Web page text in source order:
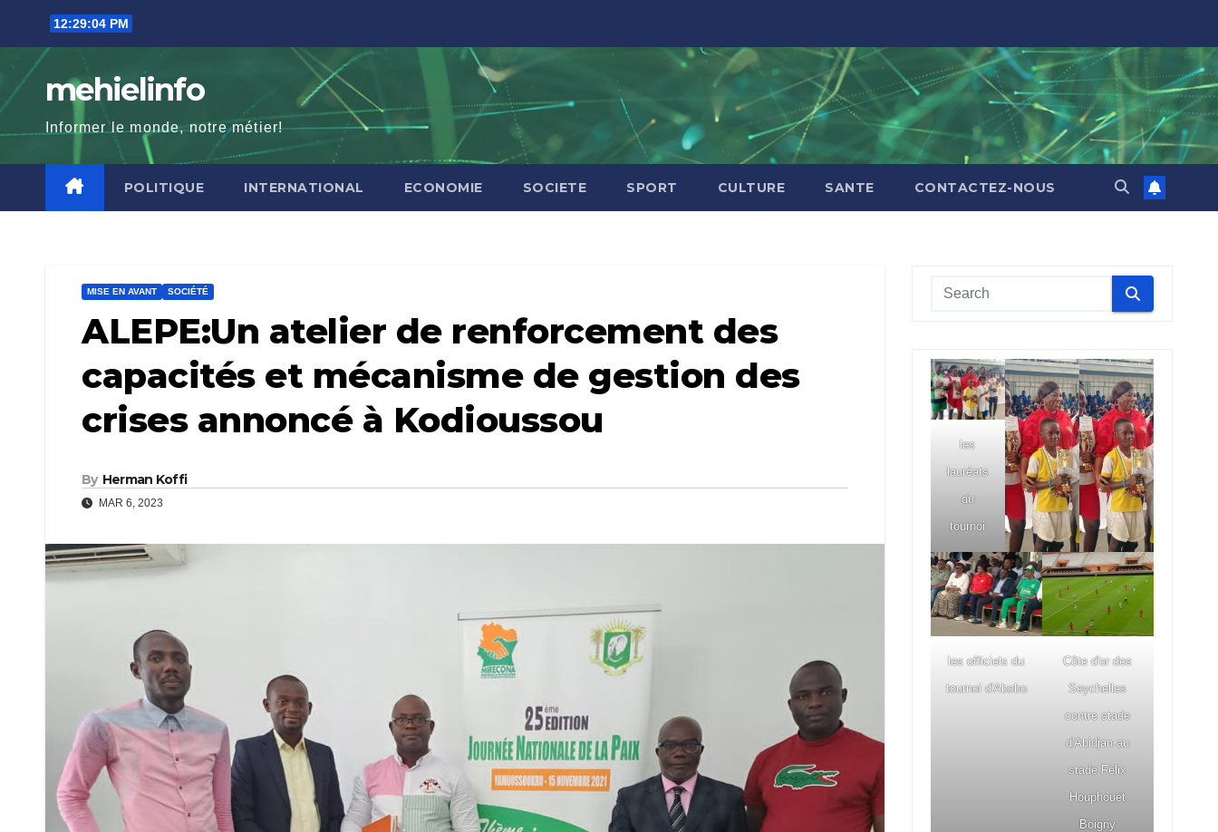
content
12:29:05 PM
mehielinfo
Informer le monde, notre métier!
POLITIQUE INTERNATIONAL ECONOMIE SOCIETE SPORT CULTURE SANTE CONTACTEZ-NOUS
MISE EN AVANT SOCIÉTÉ
ALEPE:Un atelier de renforcement des
capacités et mécanisme de gestion des
crises annoncé à Kodioussou
By Herman Koffi
MAR 6, 2023
les
lauréats
du
tournoi
les officiels du
tournoi d'Abobo
Côte d'or des
Seychelles
contre stade
d'Abidjan au
stade Félix
Houphouët
Boigny